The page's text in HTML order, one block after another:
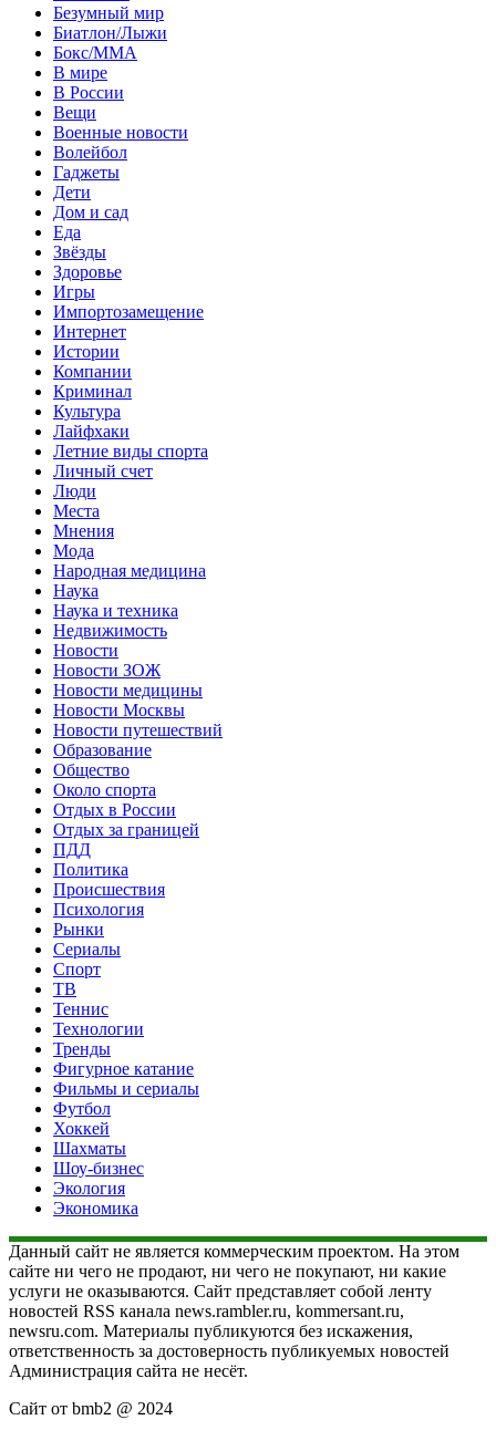
Безумный мир
Биатлон/Лыжи
Бокс/MMA
В мире
В России
Вещи
Военные новости
Волейбол
Гаджеты
Дети
Дом и сад
Еда
Звёзды
Здоровье
Игры
Импортозамещение
Интернет
Истории
Компании
Криминал
Культура
Лайфхаки
Летние виды спорта
Личный счет
Люди
Места
Мнения
Мода
Народная медицина
Наука
Наука и техника
Недвижимость
Новости
Новости ЗОЖ
Новости медицины
Новости Москвы
Новости путешествий
Образование
Общество
Около спорта
Отдых в России
Отдых за границей
ПДД
Политика
Происшествия
Психология
Рынки
Сериалы
Спорт
ТВ
Теннис
Технологии
Тренды
Фигурное катание
Фильмы и сериалы
Футбол
Хоккей
Шахматы
Шоу-бизнес
Экология
Экономика
Данный сайт не является коммерческим проектом. На этом
сайте ни чего не продают, ни чего не покупают, ни какие
услуги не оказываются. Сайт представляет собой ленту
новостей RSS канала news.rambler.ru, kommersant.ru,
newsru.com. Материалы публикуются без искажения,
ответственность за достоверность публикуемых новостей
Администрация сайта не несёт.
Сайт от bmb2 @ 2024